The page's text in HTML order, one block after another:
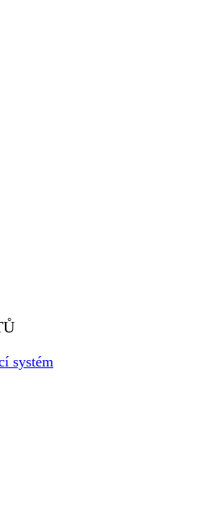
systém